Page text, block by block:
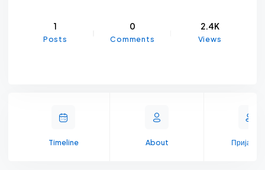
1
Posts
0
Comments
2.4K
Views
Timeline About